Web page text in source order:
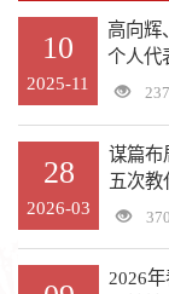
10
2025-11
高向辉
个人代
28
2026-03
谋篇
五次教
370
2026